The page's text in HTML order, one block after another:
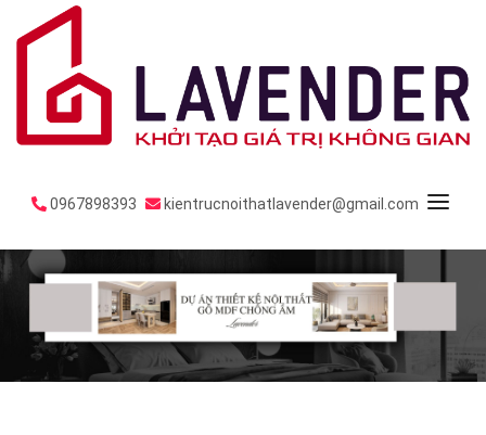
0967898393 kientrucnoithatlavender@gmail.com